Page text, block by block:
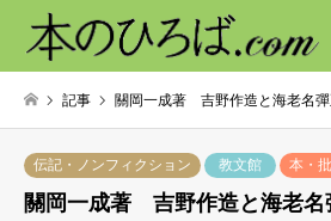
記事 關岡一成著 吉野作造と海老名彈
伝記・ノンフィクション 教文館 本・
關岡一成著 吉野作造と海老名